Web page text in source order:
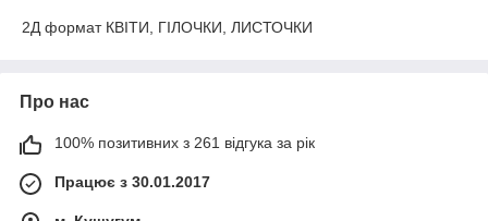
2Д формат КВІТИ, ГІЛОЧКИ, ЛИСТОЧКИ
Про нас
100% позитивних з 261 відгука за рік
Працює з 30.01.2017